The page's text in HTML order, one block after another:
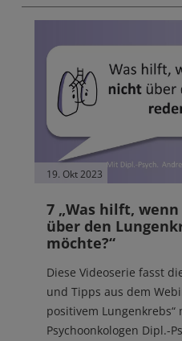
19. Okt 2023
7 „Was hilft,
über den
möchte?“
Diese Videoserie fasst
und Tipps aus dem
positivem Lungenkrebs“
Psychoonkologen Dipl.-